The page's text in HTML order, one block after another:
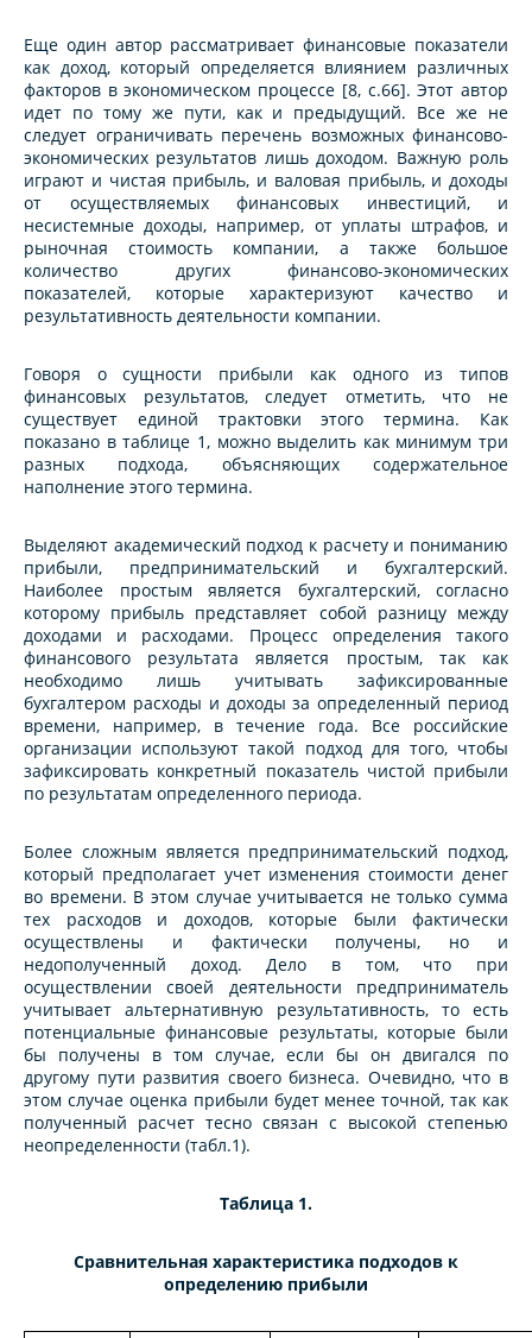
Еще один автор рассматривает финансовые показатели
как доход, который определяется влиянием различных
факторов в экономическом процессе [8, c.66]. Этот автор
идет по тому же пути, как и предыдущий. Все же не
следует ограничивать перечень возможных финансово-
экономических результатов лишь доходом. Важную роль
играют и чистая прибыль, и валовая прибыль, и доходы
от осуществляемых финансовых инвестиций, и
несистемные доходы, например, от уплаты штрафов, и
рыночная стоимость компании, а также большое
количество других финансово-экономических
показателей, которые характеризуют качество и
результативность деятельности компании.
Говоря о сущности прибыли как одного из типов
финансовых результатов, следует отметить, что не
существует единой трактовки этого термина. Как
показано в таблице 1, можно выделить как минимум три
разных подхода, объясняющих содержательное
наполнение этого термина.
Выделяют академический подход к расчету и пониманию
прибыли, предпринимательский и бухгалтерский.
Наиболее простым является бухгалтерский, согласно
которому прибыль представляет собой разницу между
доходами и расходами. Процесс определения такого
финансового результата является простым, так как
необходимо лишь учитывать зафиксированные
бухгалтером расходы и доходы за определенный период
времени, например, в течение года. Все российские
организации используют такой подход для того, чтобы
зафиксировать конкретный показатель чистой прибыли
по результатам определенного периода.
Более сложным является предпринимательский подход,
который предполагает учет изменения стоимости денег
во времени. В этом случае учитывается не только сумма
тех расходов и доходов, которые были фактически
осуществлены и фактически получены, но и
недополученный доход. Дело в том, что при
осуществлении своей деятельности предприниматель
учитывает альтернативную результативность, то есть
потенциальные финансовые результаты, которые были
бы получены в том случае, если бы он двигался по
другому пути развития своего бизнеса. Очевидно, что в
этом случае оценка прибыли будет менее точной, так как
полученный расчет тесно связан с высокой степенью
неопределенности (табл.1).
Таблица 1.
Сравнительная характеристика подходов к
определению прибыли